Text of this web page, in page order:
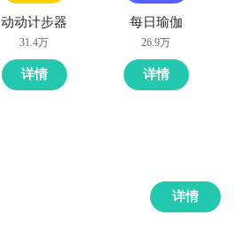
动动计步器
31.4万
详情
每日瑜伽
26.9万
详情
详情